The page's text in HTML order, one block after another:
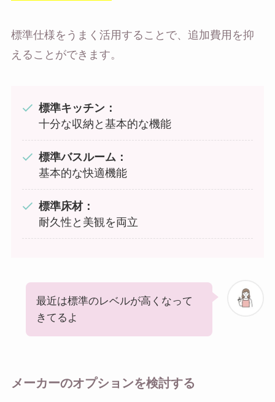
標準仕様をうまく活用することで、追加費用を抑
えることができます。
標準キッチン：
十分な収納と基本的な機能
標準バスルーム：
基本的な快適機能
標準床材：
耐久性と美観を両立
最近は標準のレベルが高くなって
きてるよ
メーカーのオプションを検討する